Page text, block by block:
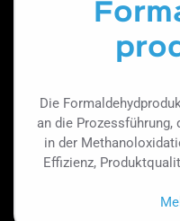
Die
an die
in der
Effizienz,